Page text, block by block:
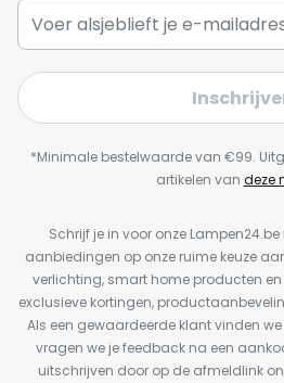
*Minimale bestelwaarde van €99.
artikelen van deze
Schrijf je in voor onze
aanbiedingen op onze ruime keuze
verlichting, smart home producten
exclusieve kortingen,
Als een gewaardeerde klant vinden
vragen we je feedback na een
uitschrijven door op de afmeldlink